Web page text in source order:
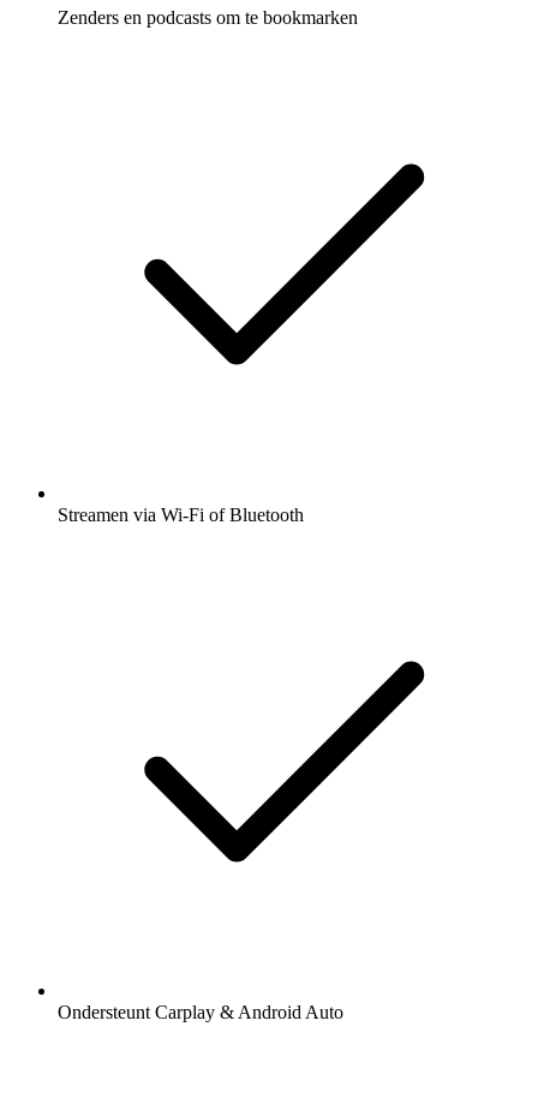
Zenders en podcasts om te bookmarken
Streamen via Wi-Fi of Bluetooth
Ondersteunt Carplay & Android Auto